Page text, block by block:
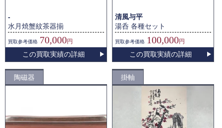
-
水月焼蟹紋茶器揃
買取参考価格 70,000円
この買取実績の詳細
清風与平
湯呑 各種セット
買取参考価格 100,000円
この買取実績の詳細
陶磁器 掛軸